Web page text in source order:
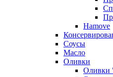
Hamove
Соусы
Масло
Оливки
Оливки